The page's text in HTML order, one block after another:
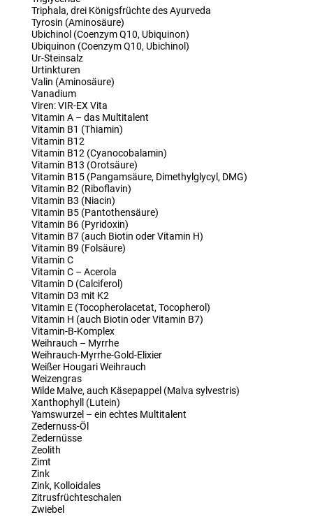
Triphala, drei Königsfrüchte des Ayurveda
Tyrosin (Aminosäure)
Ubichinol (Coenzym Q10, Ubiquinon)
Ubiquinon (Coenzym Q10, Ubichinol)
Ur-Steinsalz
Urtinkturen
Valin (Aminosäure)
Vanadium
Viren: VIR-EX Vita
Vitamin A – das Multitalent
Vitamin B1 (Thiamin)
Vitamin B12
Vitamin B12 (Cyanocobalamin)
Vitamin B13 (Orotsäure)
Vitamin B15 (Pangamsäure, Dimethylglycyl, DMG)
Vitamin B2 (Riboflavin)
Vitamin B3 (Niacin)
Vitamin B5 (Pantothensäure)
Vitamin B6 (Pyridoxin)
Vitamin B7 (auch Biotin oder Vitamin H)
Vitamin B9 (Folsäure)
Vitamin C
Vitamin C – Acerola
Vitamin D (Calciferol)
Vitamin D3 mit K2
Vitamin E (Tocopherolacetat, Tocopherol)
Vitamin H (auch Biotin oder Vitamin B7)
Vitamin-B-Komplex
Weihrauch – Myrrhe
Weihrauch-Myrrhe-Gold-Elixier
Weißer Hougari Weihrauch
Weizengras
Wilde Malve, auch Käsepappel (Malva sylvestris)
Xanthophyll (Lutein)
Yamswurzel – ein echtes Multitalent
Zedernuss-Öl
Zedernüsse
Zeolith
Zimt
Zink
Zink, Kolloidales
Zitrusfrüchteschalen
Zwiebel